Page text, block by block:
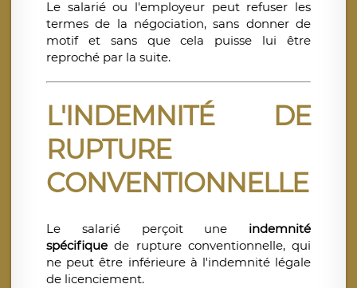
Le salarié ou l'employeur peut refuser les
termes de la négociation, sans donner de
motif et sans que cela puisse lui être
reproché par la suite.
L'INDEMNITÉ DE
RUPTURE
CONVENTIONNELLE
Le salarié perçoit une indemnité
spécifique de rupture conventionnelle, qui
ne peut être inférieure à l'indemnité légale
de licenciement.